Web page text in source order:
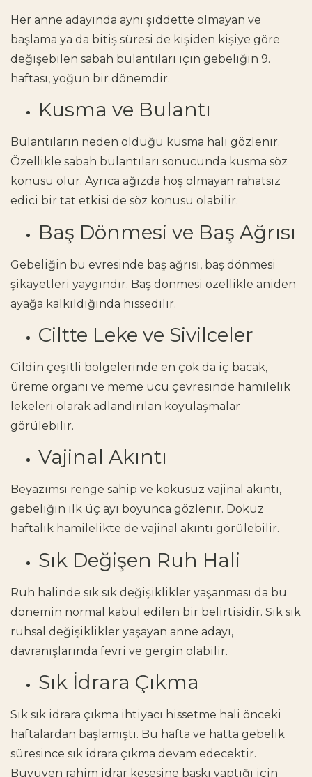
Her anne adayında aynı şiddette olmayan ve
başlama ya da bitiş süresi de kişiden kişiye göre
değişebilen sabah bulantıları için gebeliğin 9.
haftası, yoğun bir dönemdir.
Kusma ve Bulantı
Bulantıların neden olduğu kusma hali gözlenir.
Özellikle sabah bulantıları sonucunda kusma söz
konusu olur. Ayrıca ağızda hoş olmayan rahatsız
edici bir tat etkisi de söz konusu olabilir.
Baş Dönmesi ve Baş Ağrısı
Gebeliğin bu evresinde baş ağrısı, baş dönmesi
şikayetleri yaygındır. Baş dönmesi özellikle aniden
ayağa kalkıldığında hissedilir.
Ciltte Leke ve Sivilceler
Cildin çeşitli bölgelerinde en çok da iç bacak,
üreme organı ve meme ucu çevresinde hamilelik
lekeleri olarak adlandırılan koyulaşmalar
görülebilir.
Vajinal Akıntı
Beyazımsı renge sahip ve kokusuz vajinal akıntı,
gebeliğin ilk üç ayı boyunca gözlenir. Dokuz
haftalık hamilelikte de vajinal akıntı görülebilir.
Sık Değişen Ruh Hali
Ruh halinde sık sık değişiklikler yaşanması da bu
dönemin normal kabul edilen bir belirtisidir. Sık sık
ruhsal değişiklikler yaşayan anne adayı,
davranışlarında fevri ve gergin olabilir.
Sık İdrara Çıkma
Sık sık idrara çıkma ihtiyacı hissetme hali önceki
haftalardan başlamıştı. Bu hafta ve hatta gebelik
süresince sık idrara çıkma devam edecektir.
Büyüyen rahim idrar kesesine baskı yaptığı için